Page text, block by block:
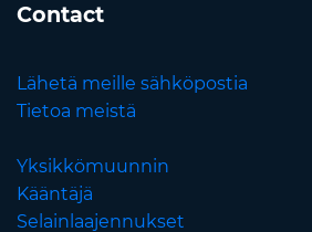
Contact
Lähetä meille sähköpostia
Tietoa meistä
Yksikkömuunnin
Kääntäjä
Selainlaajennukset